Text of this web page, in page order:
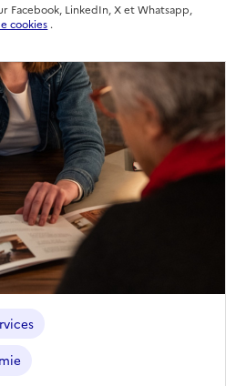
Facebook, LinkedIn, X et Whatsapp,
cookies .